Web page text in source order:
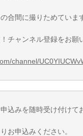
合間に撮りためていま
チャンネル登録をお願
channel/
込みを随時受け付けて
お申込みください。